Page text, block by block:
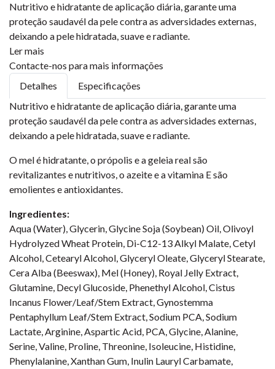
Nutritivo e hidratante de aplicação diária, garante uma
proteção saudavél da pele contra as adversidades externas,
deixando a pele hidratada, suave e radiante.
Ler mais
Contacte-nos para mais informações
Detalhes
Especificações
Nutritivo e hidratante de aplicação diária, garante uma
proteção saudavél da pele contra as adversidades externas,
deixando a pele hidratada, suave e radiante.
O mel é hidratante, o própolis e a geleia real são
revitalizantes e nutritivos, o azeite e a vitamina E são
emolientes e antioxidantes.
Ingredientes:
Aqua (Water), Glycerin, Glycine Soja (Soybean) Oil, Olivoyl
Hydrolyzed Wheat Protein, Di-C12-13 Alkyl Malate, Cetyl
Alcohol, Cetearyl Alcohol, Glyceryl Oleate, Glyceryl Stearate,
Cera Alba (Beeswax), Mel (Honey), Royal Jelly Extract,
Glutamine, Decyl Glucoside, Phenethyl Alcohol, Cistus
Incanus Flower/Leaf/Stem Extract, Gynostemma
Pentaphyllum Leaf/Stem Extract, Sodium PCA, Sodium
Lactate, Arginine, Aspartic Acid, PCA, Glycine, Alanine,
Serine, Valine, Proline, Threonine, Isoleucine, Histidine,
Phenylalanine, Xanthan Gum, Inulin Lauryl Carbamate,